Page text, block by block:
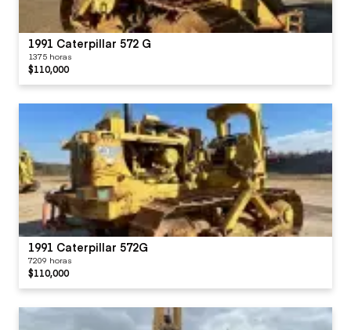
1991 Caterpillar 572 G
1375 horas
$110,000
1991 Caterpillar 572G
7209 horas
$110,000